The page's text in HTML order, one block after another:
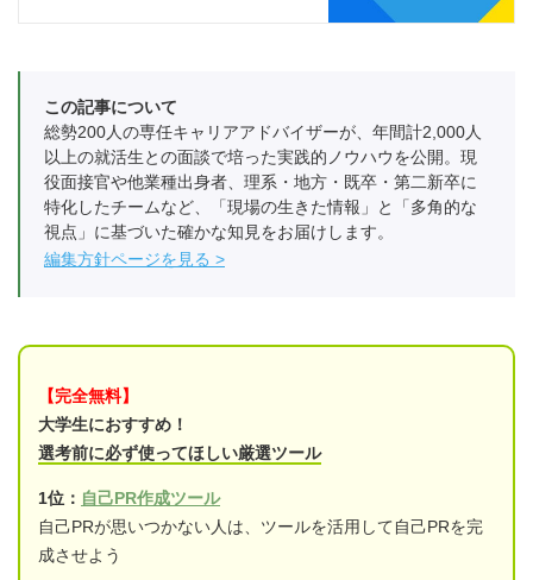
この記事について
総勢200人の専任キャリアアドバイザーが、年間計2,000人
以上の就活生との面談で培った実践的ノウハウを公開。現
役面接官や他業種出身者、理系・地方・既卒・第二新卒に
特化したチームなど、「現場の生きた情報」と「多角的な
視点」に基づいた確かな知見をお届けします。
編集方針ページを見る
【完全無料】
大学生におすすめ！
選考前に必ず使ってほしい厳選ツール
1位： 自己PR作成ツール
自己PRが思いつかない人は、ツールを活用して自己PRを完
成させよう